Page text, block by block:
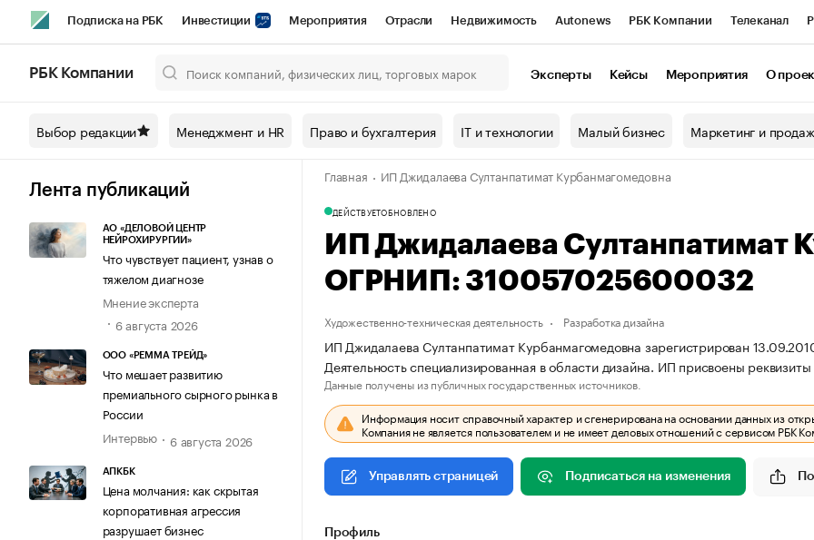
Подписка на РБК Инвестиции Мероприятия Отрасли Недвижимость Autonews РБК Компании Телеканал
Спецпроекты СПб Конференции СПб Спецпроекты Проверка контрагентов
Технологии и медиа Рынок наличной валюты
РБК Компании Эксперты Кейсы Мероприятия О
Выбор редакции Менеджмент и HR Право и бухгалтерия IT и технологии Малый бизнес Маркетинг и
Лента публикаций
АО «ДЕЛОВОЙ ЦЕНТР
НЕЙРОХИРУРГИИ»
Что чувствует пациент, узнав о
тяжелом диагнозе
Мнение эксперта
6 августа 2026
ООО «РЕММА ТРЕЙД»
Что мешает развитию
премиального сырного рынка в
России
Интервью
6 августа 2026
АПКБК
Цена молчания: как скрытая
корпоративная агрессия
разрушает бизнес
Главная ИП Джидалаева Султанпатимат Курбанмагомедовна
ДЕЙСТВУЕТОБНОВЛЕНО
ИП Джидалаева Султанпатимат
ОГРНИП: 310057025600032
Художественно-техническая деятельность Разработка дизайна
ИП Джидалаева Султанпатимат Курбанмагомедовна зарегистрирован
Деятельность специализированная в области дизайна. ИП присвоены
Данные получены из публичных государственных источников.
Информация носит справочный характер и сгенерирована на основании данных из
Компания не является пользователем и не имеет деловых отношений с сервисом РБК
Управлять страницей Подписаться на изменения
Профиль